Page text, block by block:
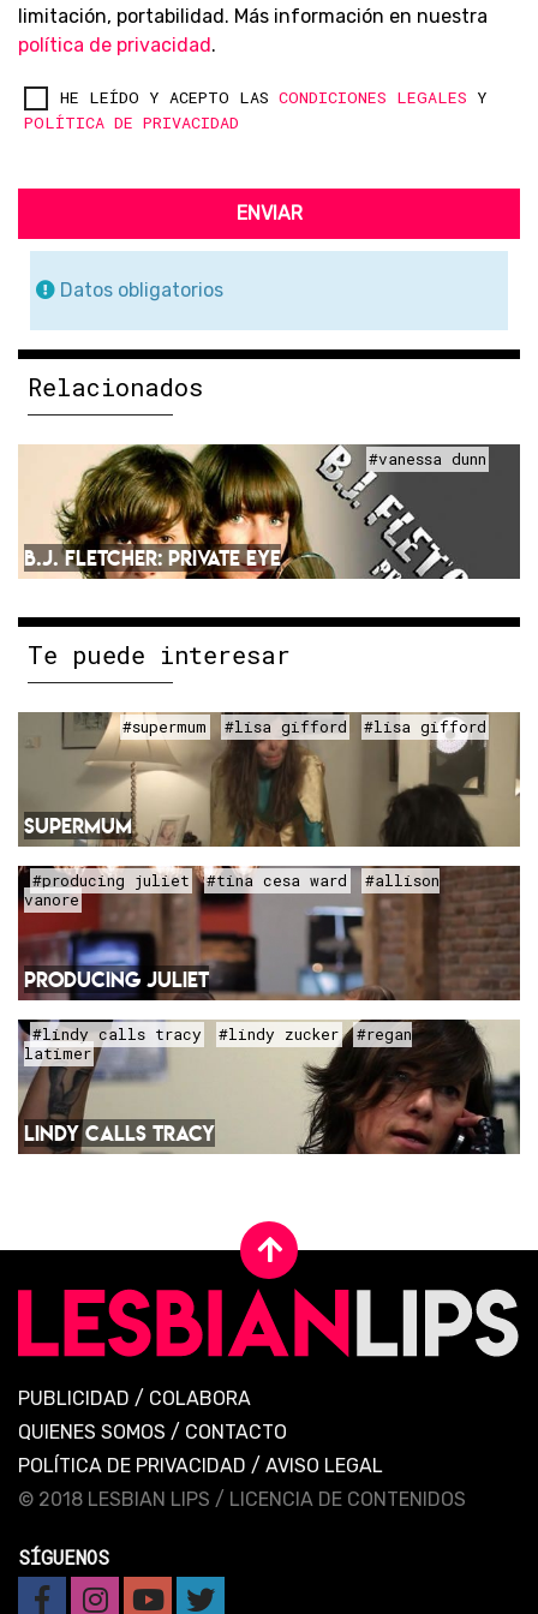
limitación, portabilidad. Más información en nuestra
política de privacidad.
HE LEÍDO Y ACEPTO LAS CONDICIONES LEGALES Y
POLÍTICA DE PRIVACIDAD
ENVIAR
Datos obligatorios
Relacionados
#vanessa dunn
B.J. FLETCHER: PRIVATE EYE
Te puede interesar
#supermum #lisa gifford #lisa gifford
SUPERMUM
#producing juliet #tina cesa ward
#allison
vanore
PRODUCING JULIET
#lindy calls tracy #lindy zucker
#regan
latimer
LINDY CALLS TRACY
PUBLICIDAD / COLABORA
QUIENES SOMOS / CONTACTO
POLÍTICA DE PRIVACIDAD / AVISO LEGAL
© 2018 LESBIAN LIPS / LICENCIA DE CONTENIDOS
SÍGUENOS